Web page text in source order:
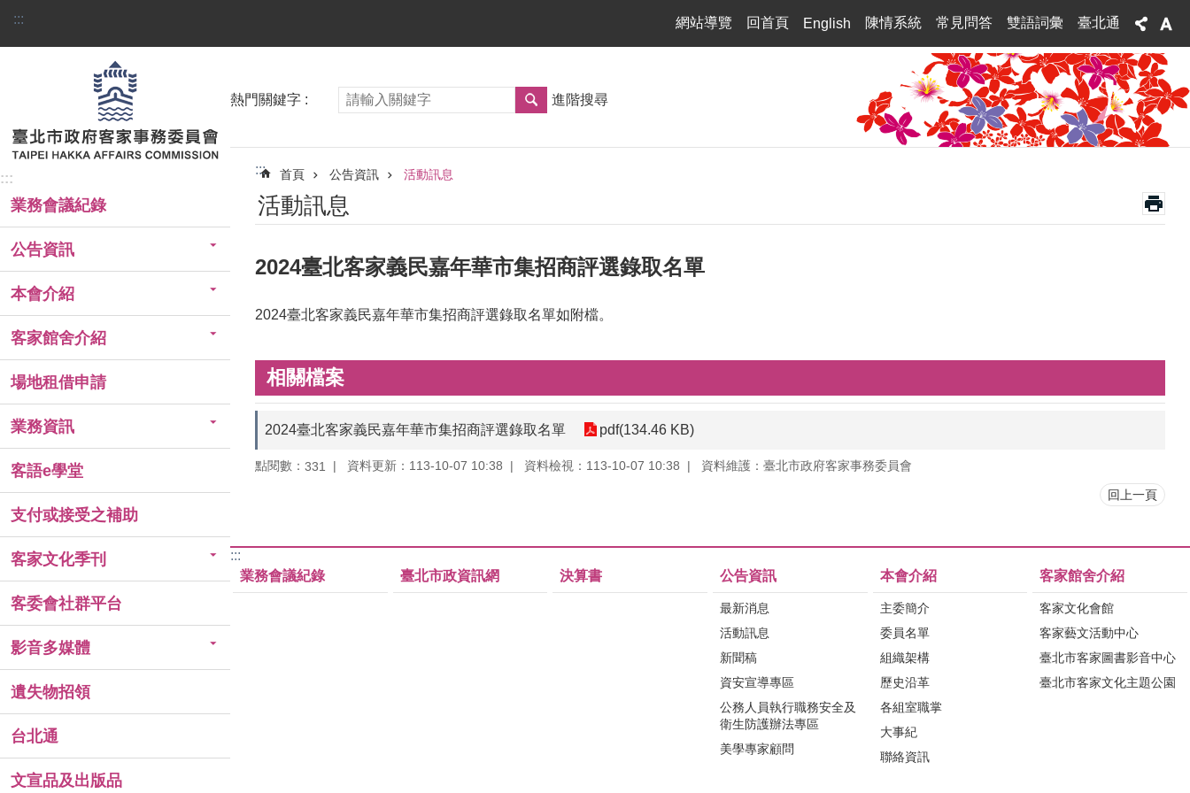
跳到主要內容區塊
::: 網站導覽 回首頁 English 陳情系統 常見問答 雙語詞彙 臺北通
:::
業務會議紀錄
公告資訊
本會介紹
客家館舍介紹
場地租借申請
業務資訊
客語e學堂
支付或接受之補助
客家文化季刊
客委會社群平台
影音多媒體
遺失物招領
台北通
文宣品及出版品
熱門關鍵字 進階搜尋
::: 首頁 公告資訊 活動訊息
活動訊息
2024臺北客家義民嘉年華市集招商評選錄取名單
2024臺北客家義民嘉年華市集招商評選錄取名單如附檔。
相關檔案
2024臺北客家義民嘉年華市集招商評選錄取名單 pdf(134.46 KB)
點閱數： 331 資料更新：113-10-07 10:38 資料檢視：113-10-07 10:38 資料維護：臺北市政府客家事務委員會
回上一頁
:::
業務會議紀錄
臺北市政資訊網 決算書 公告資訊
最新消息
活動訊息
新聞稿
資安宣導專區
公務人員執行職務安全及
衛生防護辦法專區
美學專家顧問
本會介紹
主委簡介
委員名單
組織架構
歷史沿革
各組室職掌
大事紀
聯絡資訊
客家館舍介紹
客家文化會館
客家藝文活動中心
臺北市客家圖書影音中心
臺北市客家文化主題公園